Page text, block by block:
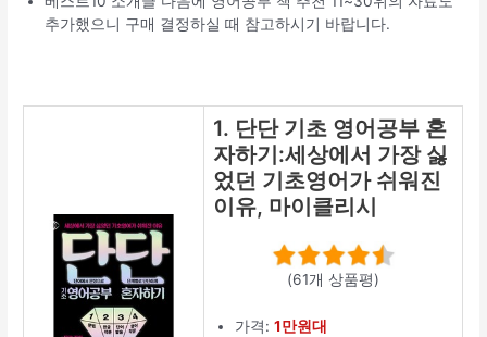
추가했으니 구매 결정하실 때 참고하시기 바랍니다.
1. 단단 기초 영어공부 혼
자하기:세상에서 가장 싫
었던 기초영어가 쉬워진
이유, 마이클리시
(61개 상품평)
가격:1만원대